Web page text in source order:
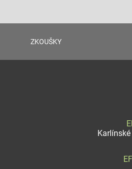
ZKOUŠKY